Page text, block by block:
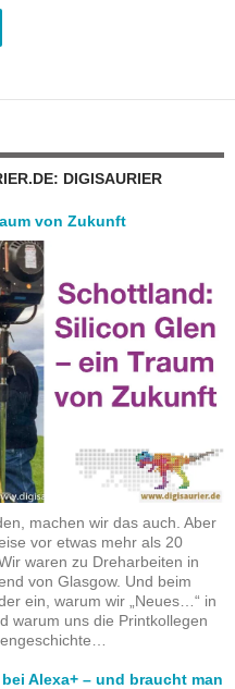
DIGISAURIER
von Zukunft
machen wir das auch. Aber
vor etwas mehr als 20
waren zu Dreharbeiten in
von Glasgow. Und beim
ein, warum wir „Neues…“ in
warum uns die Printkollegen
Alexa+ – und braucht man